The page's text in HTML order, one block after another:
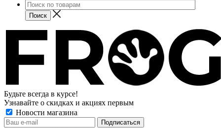
Будьте всегда в курсе!
Узнавайте о скидках и акциях первым
Новости магазина